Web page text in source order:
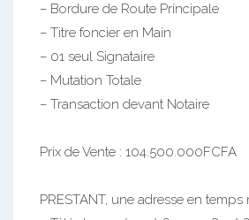
– Bordure de Route Principale
– Titre foncier en Main
– 01 seul Signataire
– Mutation Totale
– Transaction devant Notaire
Prix de Vente : 104.500.000FCFA
PRESTANT, une adresse en temps